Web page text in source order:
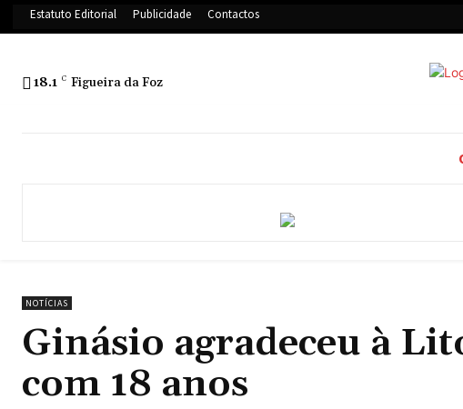
Estatuto Editorial Publicidade Contactos
18.1 C Figueira da Foz
NOTÍCIAS
Ginásio agradeceu à
com 18 anos